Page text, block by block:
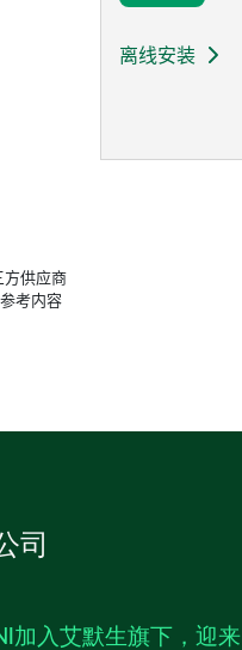
方供应商
考内容
离线安装
司
加入艾默生旗下，迎来